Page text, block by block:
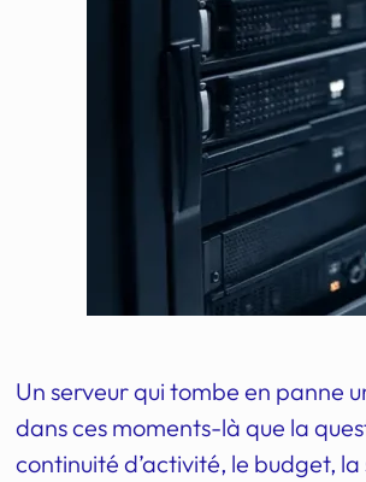
Un serveur qui tombe en panne
dans ces moments-là que la
continuité d’activité, le budget,